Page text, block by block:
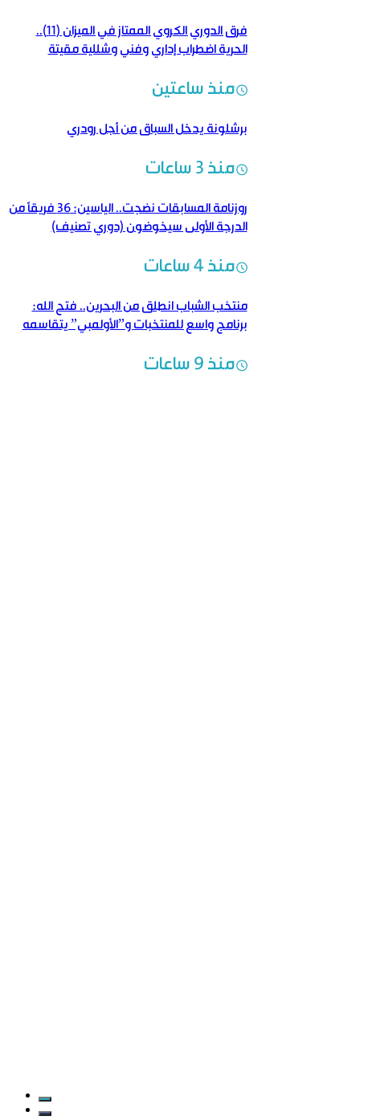
فرق الدوري الكروي الممتاز في الميزان (11)..
الحرية اضطراب إداري وفني وشللية مقيتة
منذ ساعتين
برشلونة يدخل السباق من أجل رودري
منذ 3 ساعات
روزنامة المسابقات نضجت.. الياسين: 36 فريقاً من
الدرجة الأولى سيخوضون (دوري تصنيف)
منذ 4 ساعات
منتخب الشباب انطلق من البحرين.. فتح الله:
برنامج واسع للمنتخبات و”الأولمبي” يتقاسمه
منذ 9 ساعات